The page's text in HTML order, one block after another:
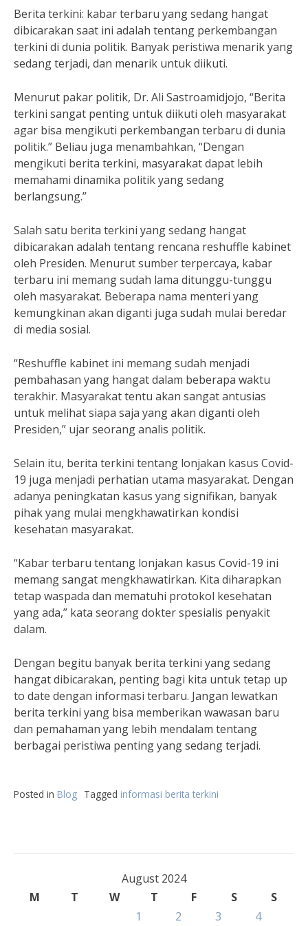
Berita terkini: kabar terbaru yang sedang hangat
dibicarakan saat ini adalah tentang perkembangan
terkini di dunia politik. Banyak peristiwa menarik yang
sedang terjadi, dan menarik untuk diikuti.
Menurut pakar politik, Dr. Ali Sastroamidjojo, “Berita
terkini sangat penting untuk diikuti oleh masyarakat
agar bisa mengikuti perkembangan terbaru di dunia
politik.” Beliau juga menambahkan, “Dengan
mengikuti berita terkini, masyarakat dapat lebih
memahami dinamika politik yang sedang
berlangsung.”
Salah satu berita terkini yang sedang hangat
dibicarakan adalah tentang rencana reshuffle kabinet
oleh Presiden. Menurut sumber terpercaya, kabar
terbaru ini memang sudah lama ditunggu-tunggu
oleh masyarakat. Beberapa nama menteri yang
kemungkinan akan diganti juga sudah mulai beredar
di media sosial.
“Reshuffle kabinet ini memang sudah menjadi
pembahasan yang hangat dalam beberapa waktu
terakhir. Masyarakat tentu akan sangat antusias
untuk melihat siapa saja yang akan diganti oleh
Presiden,” ujar seorang analis politik.
Selain itu, berita terkini tentang lonjakan kasus Covid-
19 juga menjadi perhatian utama masyarakat. Dengan
adanya peningkatan kasus yang signifikan, banyak
pihak yang mulai mengkhawatirkan kondisi
kesehatan masyarakat.
“Kabar terbaru tentang lonjakan kasus Covid-19 ini
memang sangat mengkhawatirkan. Kita diharapkan
tetap waspada dan mematuhi protokol kesehatan
yang ada,” kata seorang dokter spesialis penyakit
dalam.
Dengan begitu banyak berita terkini yang sedang
hangat dibicarakan, penting bagi kita untuk tetap up
to date dengan informasi terbaru. Jangan lewatkan
berita terkini yang bisa memberikan wawasan baru
dan pemahaman yang lebih mendalam tentang
berbagai peristiwa penting yang sedang terjadi.
Posted in Blog Tagged informasi berita terkini
August 2024
M
T W T F S
S
1
2 3
4